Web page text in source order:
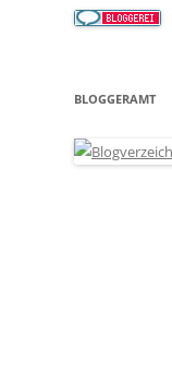
BLOGGERAMT